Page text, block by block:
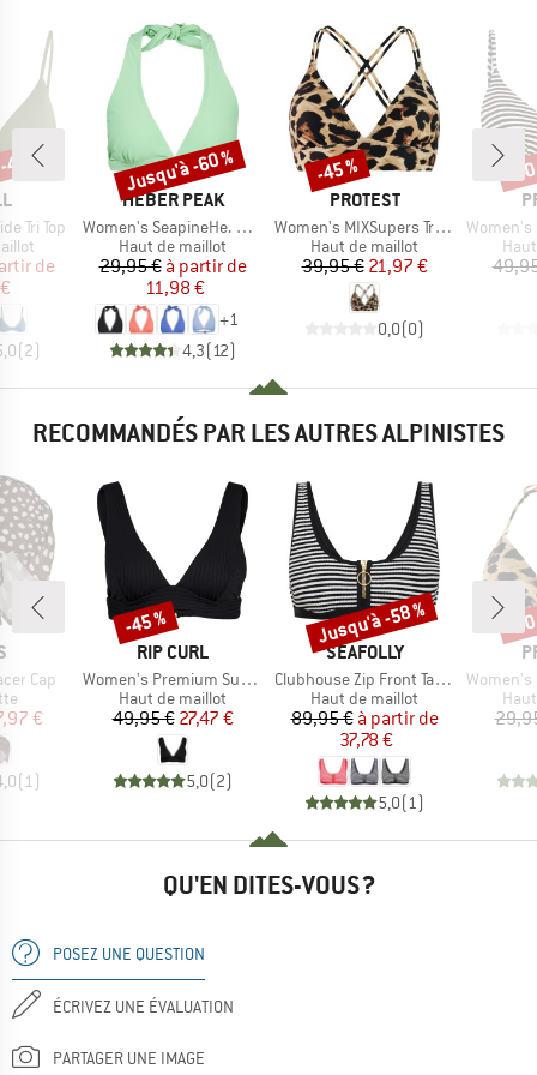
Tri Top
réduit
de
(2)
%
MARQUE
HEBER PEAK
Article
Women's SeapineHe. Bikini Triangle Top
Product group
Haut de maillot
Prix
29,95 € Prix réduit
à partir de
11,98 €
+1
4,3(12)
Remise
Jusqu'à -60 %
MARQUE
PROTEST
Article
Women's MIXSupers Triangle Bikini Top
Product group
Haut de maillot
Prix
39,95 €Prix réduit
21,97 €
0,0(0)
Remise
-45 %
Article
Women's
-
RECOMMANDÉS PAR LES AUTRES ALPINISTES
Cap
réduit
€
(1)
MARQUE
RIP CURL
Article
Women's Premium Surf Deep V
Product group
Haut de maillot
Prix
49,95 €Prix réduit
27,47 €
5,0(2)
Remise
-45 %
MARQUE
SEAFOLLY
Article
Clubhouse Zip Front Tank Top
Product group
Haut de maillot
Prix
89,95 € Prix réduit
à partir de
37,78 €
5,0(1)
Remise
Jusqu'à -58 %
Article
Women's
-
QU'EN DITES-VOUS ?
POSEZ UNE QUESTION
ÉCRIVEZ UNE ÉVALUATION
PARTAGER UNE IMAGE